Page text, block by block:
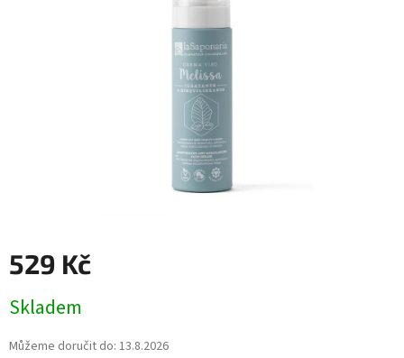
529 Kč
cena:
Skladem
Můžeme doručit do: 13.8.2026